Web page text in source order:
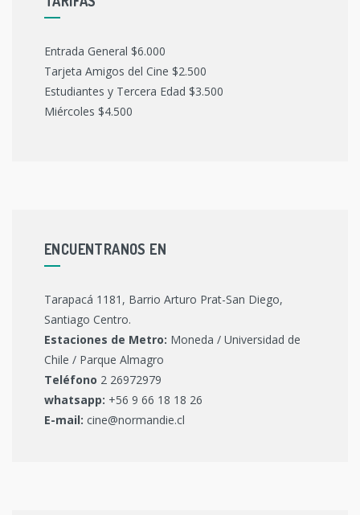
Entrada General $6.000
Tarjeta Amigos del Cine $2.500
Estudiantes y Tercera Edad $3.500
Miércoles $4.500
ENCUENTRANOS EN
Tarapacá 1181, Barrio Arturo Prat-San Diego,
Santiago Centro.
Estaciones de Metro: Moneda / Universidad de
Chile / Parque Almagro
Teléfono 2 26972979
whatsapp: +56 9 66 18 18 26
E-mail: cine@normandie.cl